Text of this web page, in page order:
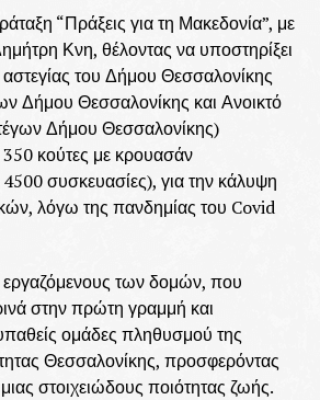
“Πράξεις για τη Μακεδονία”, με
Κνη, θέλοντας να υποστηρίξει
του Δήμου Θεσσαλονίκης
Δήμου Θεσσαλονίκης και Ανοικτό
Δήμου Θεσσαλονίκης)
κούτες με κρουασάν
συσκευασίες), για την κάλυψη
λόγω της πανδημίας του Covid
εργαζόμενους των δομών, που
στην πρώτη γραμμή και
ομάδες πληθυσμού της
Θεσσαλονίκης, προσφερόντας
στοιχειώδους ποιότητας ζωής.